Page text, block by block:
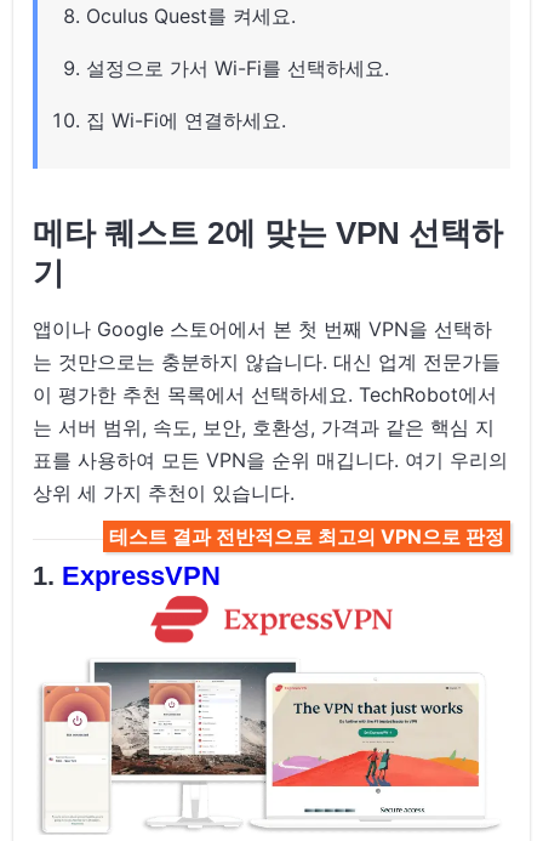
Oculus Quest를 켜세요.
설정으로 가서 Wi-Fi를 선택하세요.
집 Wi-Fi에 연결하세요.
메타 퀘스트 2에 맞는 VPN 선택하
기
앱이나 Google 스토어에서 본 첫 번째 VPN을 선택하
는 것만으로는 충분하지 않습니다. 대신 업계 전문가들
이 평가한 추천 목록에서 선택하세요. TechRobot에서
는 서버 범위, 속도, 보안, 호환성, 가격과 같은 핵심 지
표를 사용하여 모든 VPN을 순위 매깁니다. 여기 우리의
상위 세 가지 추천이 있습니다.
테스트 결과 전반적으로 최고의 VPN으로 판정
ExpressVPN